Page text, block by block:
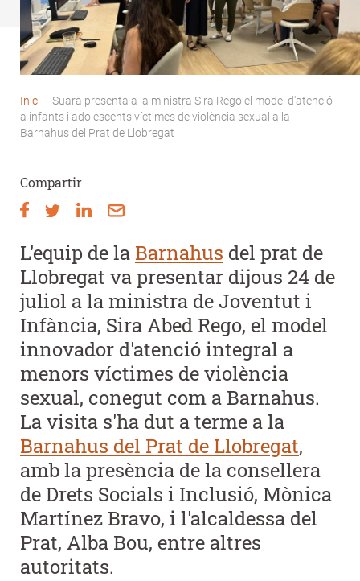
Fil
d'Ariadna
Inici - Suara presenta a la ministra Sira Rego el model d'atenció
a infants i adolescents víctimes de violència sexual a la
Barnahus del Prat de Llobregat
Compartir
L'equip de la Barnahus del prat de
Llobregat va presentar dijous 24 de
juliol a la ministra de Joventut i
Infància, Sira Abed Rego, el model
innovador d'atenció integral a
menors víctimes de violència
sexual, conegut com a Barnahus.
La visita s'ha dut a terme a la
Barnahus del Prat de Llobregat,
amb la presència de la consellera
de Drets Socials i Inclusió, Mònica
Martínez Bravo, i l'alcaldessa del
Prat, Alba Bou, entre altres
autoritats.